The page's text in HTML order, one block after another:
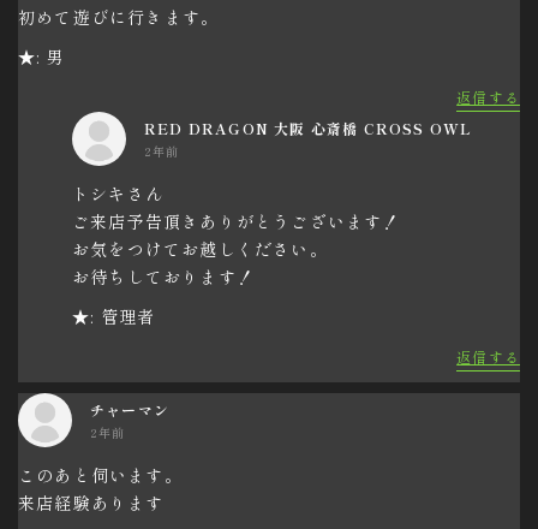
初めて遊びに行きます。
★: 男
返信する
RED DRAGON 大阪 心斎橋 CROSS OWL
2年前
トシキさん
ご来店予告頂きありがとうございます！
お気をつけてお越しください。
お待ちしております！
★: 管理者
返信する
チャーマン
2年前
このあと伺います。
来店経験あります